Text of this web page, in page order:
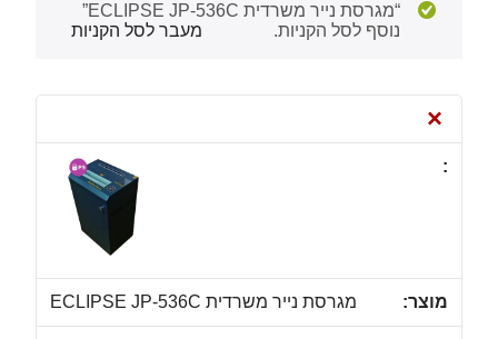
“מגרסת נייר משרדית ECLIPSE JP-536C”
נוסף לסל הקניות.
מעבר לסל הקניות
×
מגרסת נייר משרדית ECLIPSE JP-536C